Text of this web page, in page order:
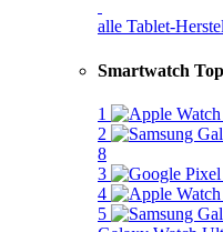
alle Tablet-
Smartwatch
1
2
8
3
4
5